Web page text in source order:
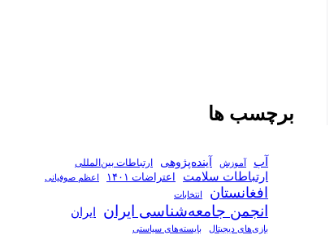
برچسب ها
آب آموزش آینده‌پژوهی ارتباطات بین‌المللی
ارتباطات سلامت اعتراضات ۱۴۰۱ اعظم صوفیانی
افغانستان انتخابات
انجمن جامعه‌شناسی ایران ایران
بازی‌های دیجیتال بایسته‌های سیاستی